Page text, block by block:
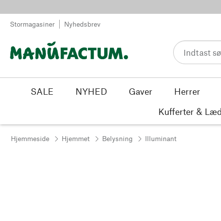
Stormagasiner Nyhedsbrev
SALE NYHED Gaver
Herrer
Kufferter &
Hjemmeside Hjemmet Belysning Illuminant